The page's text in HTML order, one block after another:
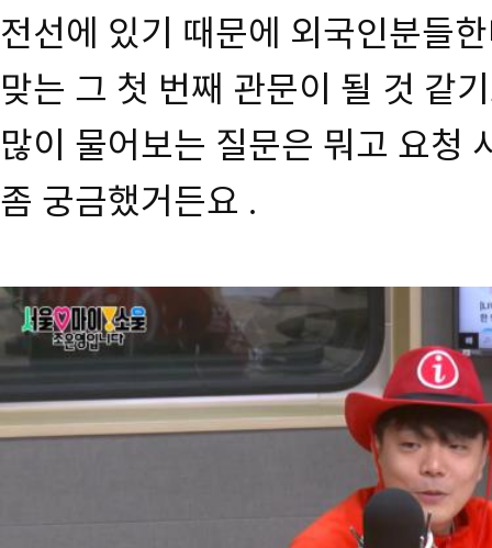
전선에 있기 때문에 외국인분들
맞는 그 첫 번째 관문이 될 것 같
많이 물어보는 질문은 뭐고 요청
좀 궁금했거든요 .